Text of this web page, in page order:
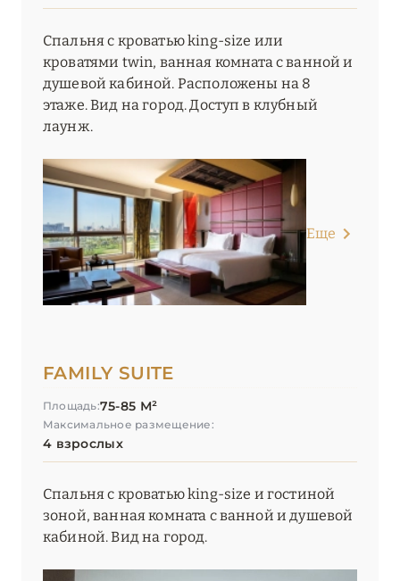
Vida Creek Harbour
Vida Emirates Hills
W Dubai – Mina Seyahi
W Dubai – The Palm
Waldorf Astoria Dubai Palm Jumeirah
ОМАН
РАС-ЭЛЬ-ХАЙМА
ШАРДЖА
ЭЛЬ-ФУДЖАЙРА
Спальня с кроватью king-size или
кроватями twin, ванная комната с ванной и
душевой кабиной. Расположены на 8
этаже. Вид на город. Доступ в клубный
лаунж.
Еще
FAMILY SUITE
Площадь:75-85 М²
Максимальное размещение:
4 взрослых
Спальня с кроватью king-size и гостиной
зоной, ванная комната с ванной и душевой
кабиной. Вид на город.